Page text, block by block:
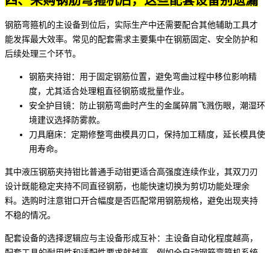
钢筋弯箍机的主设备到位后，实际生产中还需要配合其他辅助工具才
能发挥最大效率。常见的配套需求主要集中在钢筋固定、安全防护和
后续处理三个环节。
钢筋夹持钳：用于固定钢筋位置，避免弯曲过程中移位影响精
度，尤其适合处理粗直径钢筋或批量作业。
安全护目镜：防止钢筋弯曲时产生的金属碎屑飞溅伤眼，潮湿环
境建议选择防雾款。
刀具磨床：定期修整弯曲模具刃口，保持加工精度，延长模具使
用寿命。
其中液压钢筋夹持钳比普通手动钳更适合高强度连续作业，其双刀刃
设计既能稳定夹持不同直径钢筋，也能快速切换为剪切功能处理余
料。选购时注意钳口开合幅度是否匹配常用钢筋规格，避免出现夹持
不稳的情况。
配套设备的选择逻辑应与主设备形成互补：主设备自动化程度越高，